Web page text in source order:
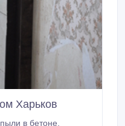
Харьков